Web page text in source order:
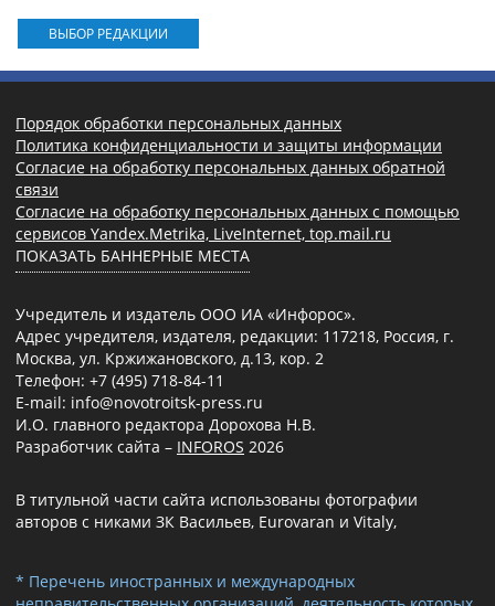
ВЫБОР РЕДАКЦИИ
Порядок обработки персональных данных
Политика конфиденциальности и защиты информации
Согласие на обработку персональных данных обратной
связи
Согласие на обработку персональных данных с помощью
сервисов Yandex.Metrika, LiveInternet, top.mail.ru
ПОКАЗАТЬ БАННЕРНЫЕ МЕСТА
Учредитель и издатель ООО ИА «Инфорос».
Адрес учредителя, издателя, редакции: 117218, Россия, г.
Москва, ул. Кржижановского, д.13, кор. 2
Телефон: +7 (495) 718-84-11
E-mail: info@novotroitsk-press.ru
И.О. главного редактора Дорохова Н.В.
Разработчик сайта – INFOROS 2026
В титульной части сайта использованы фотографии
авторов с никами ЗК Васильев, Eurovaran и Vitaly,
* Перечень иностранных и международных